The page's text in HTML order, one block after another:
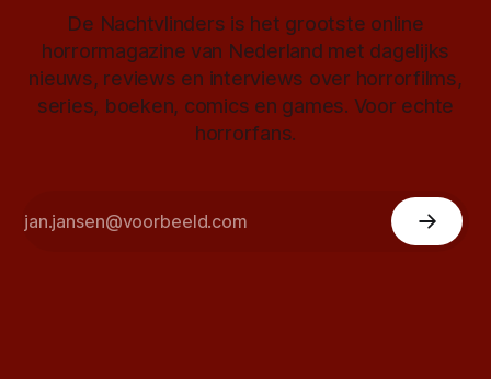
De Nachtvlinders is het grootste online
horrormagazine van Nederland met dagelijks
nieuws, reviews en interviews over horrorfilms,
series, boeken, comics en games. Voor echte
horrorfans.